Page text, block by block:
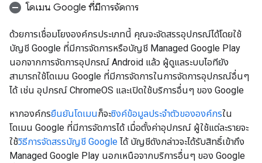
โดเมน Google ที่มีการจัดการ
ด้วยการเชื่อมโยงองค์กรประเภทนี้ คุณจะจัดสรรอุปกรณ์ได้โดยใช้
บัญชี Google ที่มีการจัดการหรือบัญชี Managed Google Play
นอกจากการจัดการอุปกรณ์ Android แล้ว ผู้ดูแลระบบไอทียัง
สามารถใช้โดเมน Google ที่มีการจัดการในการจัดการอุปกรณ์อื่นๆ
ได้ เช่น อุปกรณ์ ChromeOS และเปิดใช้บริการอื่นๆ ของ Google
หากองค์กรยืนยันโดเมนก็จะซิงค์ข้อมูลประจำตัวขององค์กรใน
โดเมน Google ที่มีการจัดการได้ เมื่อตั้งค่าอุปกรณ์ ผู้ใช้แต่ละรายจะ
ใช้วิธีการจัดสรรบัญชี Google ได้ บัญชีดังกล่าวจะได้รับสิทธิ์เข้าถึง
Managed Google Play นอกเหนือจากบริการอื่นๆ ของ Google